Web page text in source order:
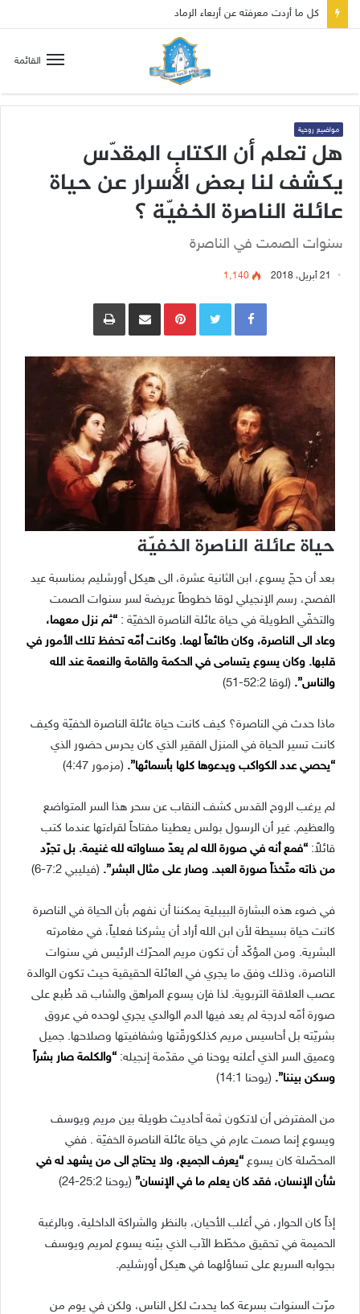
القائمة
مواضيع روحية
هل تعلم أن الكتاب المقدّس
يكشف لنا بعض الأسرار عن حياة
عائلة الناصرة الخفيّة ؟
سنوات الصمت في الناصرة
21 أبريل، 2018 1٬140
Pinterestمشاركة عبر البريد طباعة
حياة عائلة الناصرة الخفيّة
بعد أن حجّ يسوع، ابن الثانية عشرة، الى هيكل أورشليم بمناسبة عيد
الفصح، رسم الإنجيلي لوقا خطوطاً عريضة لسر سنوات الصمت
والتخفّي الطويلة في حياة عائلة الناصرة الخفيّة : “ثم نزل معهما،
وعاد الى الناصرة، وكان طائعاً لهما. وكانت أمّه تحفظ تلك الأمور في
قلبها. وكان يسوع يتسامى في الحكمة والقامة والنعمة عند الله
والناس”. (لوقا 52:2-51)
ماذا حدث في الناصرة؟ كيف كانت حياة عائلة الناصرة الخفيّة وكيف
كانت تسير الحياة في المنزل الفقير الذي كان يحرس حضور الذي
“يحصي عدد الكواكب ويدعوها كلها بأسمائها”. (مزمور 4:47)
لم يرغب الروح القدس كشف النقاب عن سحر هذا السر المتواضع
والعظيم. غير أن الرسول بولس يعطينا مفتاحاً لقراءتها عندما كتب
قائلاً: “فمع أنه في صورة الله لم يعدّ مساواته لله غنيمة. بل تجرّد
من ذاته متّخذاً صورة العبد. وصار على مثال البشر”. (فيليبي 7:2-6)
في ضوء هذه البشارة البيبلية يمكننا أن نفهم بأن الحياة في الناصرة
كانت حياة بسيطة لأن ابن الله أراد أن يشركنا فعلياً، في مغامرته
البشرية. ومن المؤكّد أن تكون مريم المحرّك الرئيس في سنوات
الناصرة، وذلك وفق ما يجري في العائلة الحقيقية حيث تكون الوالدة
عصب العلاقة التربوية. لذا فإن يسوع المراهق والشاب قد طُبع على
صورة أمّه لدرجة لم يعد فيها الدم الوالدي يجري لوحده في عروق
بشريّته بل أحاسيس مريم كذلكورقّتها وشفافيتها وصلاحها. جميل
وعميق السر الذي أعلنه يوحنا في مقدّمة إنجيله: “والكلمة صار بشراً
وسكن بيننا”. (يوحنا 14:1)
من المفترض أن لاتكون ثمة أحاديث طويلة بين مريم ويوسف
ويسوع إنما صمت عارم في حياة عائلة الناصرة الخفيّة . ففي
المحصّلة كان يسوع “يعرف الجميع، ولا يحتاج الى من يشهد له في
شأن الإنسان، فقد كان يعلم ما في الإنسان” (يوحنا 25:2-24)
إذاً كان الحوار، في أغلب الأحيان، بالنظر والشراكة الداخلية، وبالرغبة
الحميمة في تحقيق مخطّط الآب الذي بيّنه يسوع لمريم ويوسف
بجوابه السريع على تساؤلهما في هيكل أورشليم.
مرّت السنوات بسرعة كما يحدث لكل الناس، ولكن في يوم من